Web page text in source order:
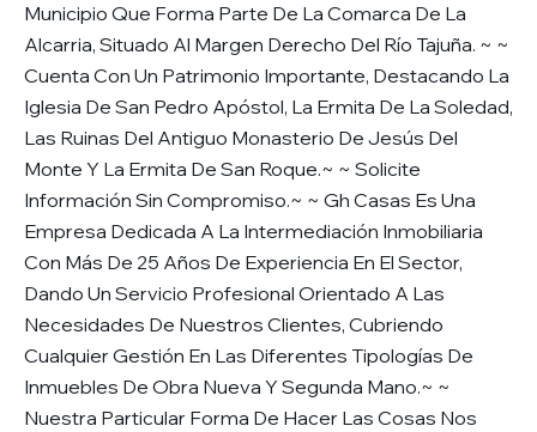
Municipio Que Forma Parte De La Comarca De La
Alcarria, Situado Al Margen Derecho Del Río Tajuña. ~ ~
Cuenta Con Un Patrimonio Importante, Destacando La
Iglesia De San Pedro Apóstol, La Ermita De La Soledad,
Las Ruinas Del Antiguo Monasterio De Jesús Del
Monte Y La Ermita De San Roque.~ ~ Solicite
Información Sin Compromiso.~ ~ Gh Casas Es Una
Empresa Dedicada A La Intermediación Inmobiliaria
Con Más De 25 Años De Experiencia En El Sector,
Dando Un Servicio Profesional Orientado A Las
Necesidades De Nuestros Clientes, Cubriendo
Cualquier Gestión En Las Diferentes Tipologías De
Inmuebles De Obra Nueva Y Segunda Mano.~ ~
Nuestra Particular Forma De Hacer Las Cosas Nos